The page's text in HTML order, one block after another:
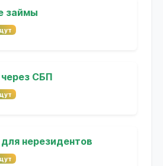
займы
СБП
нерезидентов